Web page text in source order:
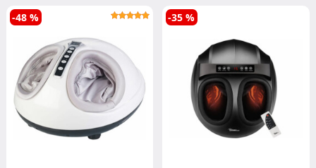
EMS/TENS po...
-48 % -35 %